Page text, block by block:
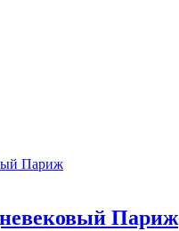
Париж